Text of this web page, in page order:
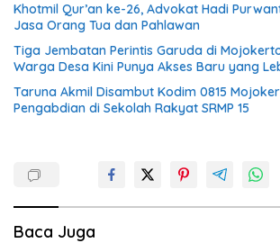
Khotmil Qur’an ke-26, Advokat Hadi
Jasa Orang Tua dan Pahlawan
Tiga Jembatan Perintis Garuda di
Warga Desa Kini Punya Akses Baru yang
Taruna Akmil Disambut Kodim 0815
Pengabdian di Sekolah Rakyat SRMP 15
Baca Juga